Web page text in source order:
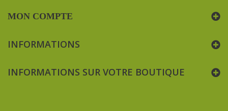
MON COMPTE
INFORMATIONS
INFORMATIONS SUR VOTRE BOUTIQUE